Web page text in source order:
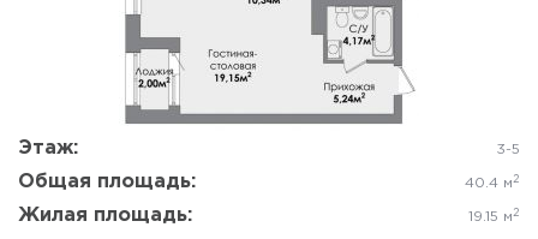
Этаж: 3-5
Общая площадь: 40.4 м 2
Жилая площадь: 19.15 м 2
Да, удалить